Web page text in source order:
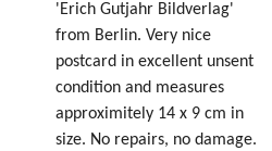
'Erich Gutjahr Bildverlag'
from Berlin. Very nice
postcard in excellent unsent
condition and measures
approximitely 14 x 9 cm in
size. No repairs, no damage.